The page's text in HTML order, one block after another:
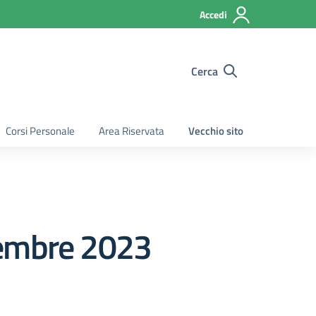
Accedi
Cerca
Corsi Personale Area Riservata Vecchio sito
2023